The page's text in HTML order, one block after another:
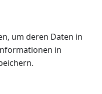
um deren Daten in
in